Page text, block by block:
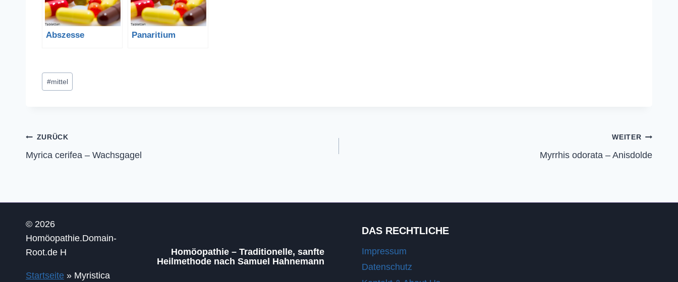
Abszesse Panaritium
Schlagworte:
#mittel
Beitragsnavigation
ZURÜCK
Myrica cerifea – Wachsgagel
WEITER
Myrrhis odorata – Anisdolde
© 2026
Homöopathie.Domain-
Root.de H
Startseite » Myristica
Homöopathie – Traditionelle, sanfte
Heilmethode nach Samuel Hahnemann
DAS RECHTLICHE
Impressum
Datenschutz